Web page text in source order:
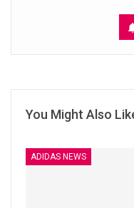
You Might Also
ADIDAS NEWS